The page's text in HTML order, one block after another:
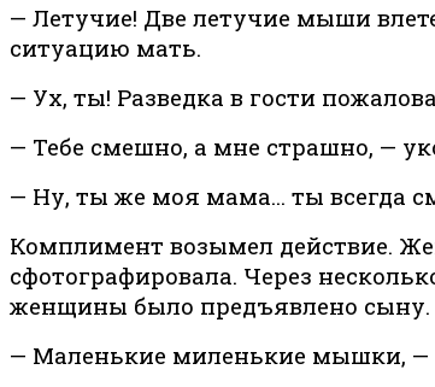
— Летучие! Две летучие мыши
ситуацию мать.
— Ух, ты! Разведка в гости
— Тебе смешно, а мне страшно, —
— Ну, ты же моя мама… ты всегда
Комплимент возымел действие.
сфотографировала. Через
женщины было предъявлено сыну.
— Маленькие миленькие мышки, —